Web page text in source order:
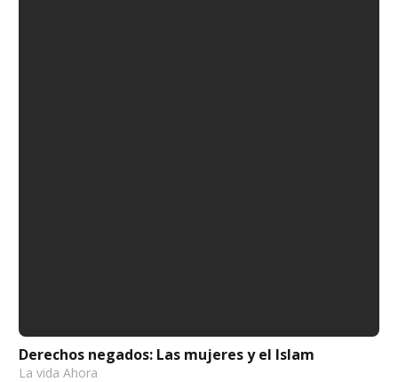
Derechos negados: Las mujeres y el Islam
La vida Ahora